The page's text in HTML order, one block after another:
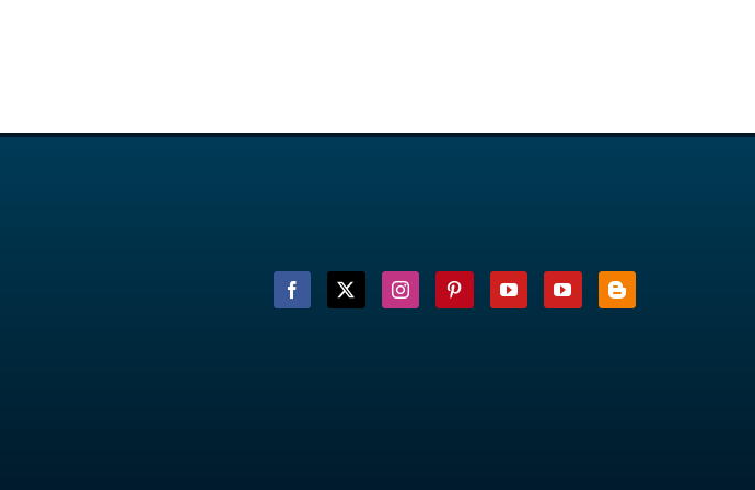
Facebook
X InstagramPinterestYouTubeYouTubeBlogger